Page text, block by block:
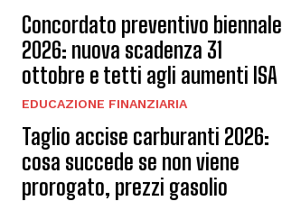
Concordato preventivo biennale
2026: nuova scadenza 31
ottobre e tetti agli aumenti ISA
EDUCAZIONE FINANZIARIA
Taglio accise carburanti 2026:
cosa succede se non viene
prorogato, prezzi gasolio